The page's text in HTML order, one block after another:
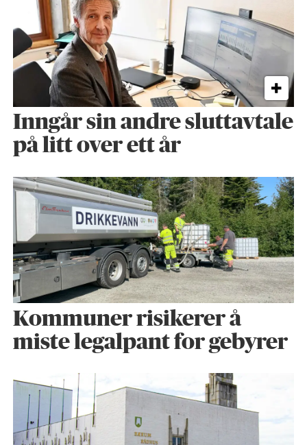
Inngår sin andre sluttavtale
på litt over ett år
Kommuner risikerer å
miste legalpant for gebyrer